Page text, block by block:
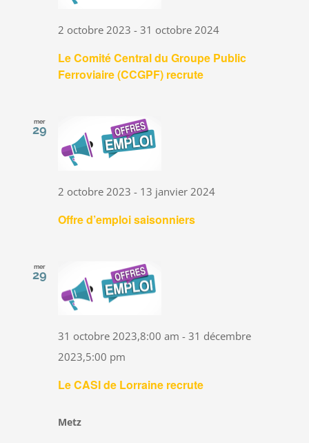
Le Comité Central du Groupe Public
Ferroviaire (CCGPF) recrute
2 octobre 2023 -31 octobre 2024
mer
29
Offre d’emploi saisonniers
2 octobre 2023 - 13 janvier 2024
mer
29
Le CASI de Lorraine recrute
31 octobre 2023,8:00 am -31 décembre
2023,5:00 pm
Metz